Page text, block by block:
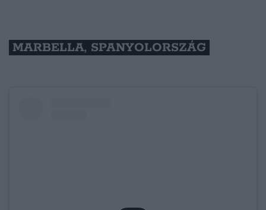
MARBELLA, SPANYOLORSZÁG